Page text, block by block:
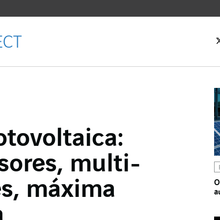
multi-
máxima